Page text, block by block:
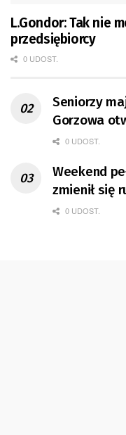
L.Gondor: Tak nie
przedsiębiorcy
0 UDOST.
Seniorzy
Gorzowa
0 UDOST.
Weekend
zmienił się
0 UDOST.